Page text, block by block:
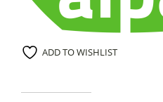
ADD TO WISHLIST